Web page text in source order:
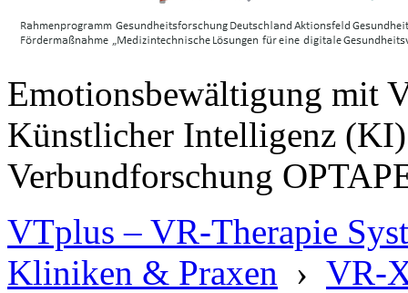
Emotionsbewältigung mit
Künstlicher Intelligenz
Verbundforschung
VTplus – VR-Therapie
Kliniken & Praxen › VR-